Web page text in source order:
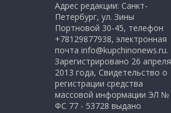
Адрес редакции: Санкт-
Петербург, ул. Зины
Портновой 30-45, телефон
+78129877938, электронная
почта info@kupchinonews.ru.
Зарегистрировано 26 апреля
2013 года, Свидетельство о
регистрации средства
массовой информации ЭЛ №
ФС 77 - 53728 выдано